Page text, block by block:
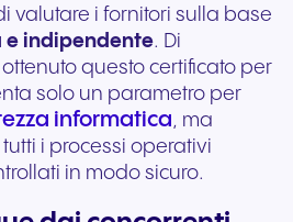
valutare i fornitori sulla base
e indipendente. Di
questo certificato per
solo un parametro per
informatica, ma
i processi operativi
in modo sicuro.